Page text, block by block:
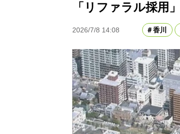
「リファラル採用
2026/7/8 14:08 香川